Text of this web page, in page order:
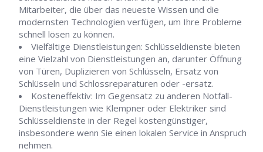
Mitarbeiter, die über das neueste Wissen und die
modernsten Technologien verfügen, um Ihre Probleme
schnell lösen zu können.
Vielfältige Dienstleistungen: Schlüsseldienste bieten
eine Vielzahl von Dienstleistungen an, darunter Öffnung
von Türen, Duplizieren von Schlüsseln, Ersatz von
Schlüsseln und Schlossreparaturen oder -ersatz.
Kosteneffektiv: Im Gegensatz zu anderen Notfall-
Dienstleistungen wie Klempner oder Elektriker sind
Schlüsseldienste in der Regel kostengünstiger,
insbesondere wenn Sie einen lokalen Service in Anspruch
nehmen.